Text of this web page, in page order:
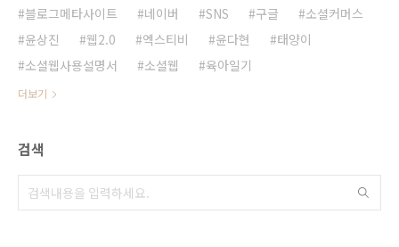
블로그메타사이트
네이버 SNS 구글
소셜커머스
윤상진
웹2.0 엑스티비 윤다현
태양이
소셜웹사용설명서
소셜웹 육아일기
더보기
검색